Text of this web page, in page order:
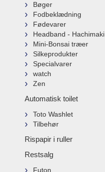
Bøger
Fodbeklædning
Fødevarer
Headband - Hachimaki
Mini-Bonsai træer
Silkeprodukter
Specialvarer
watch
Zen
Automatisk toilet
Toto Washlet
Tilbehør
Rispapir i ruller
Restsalg
Futon